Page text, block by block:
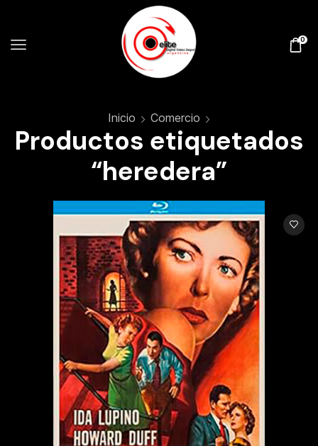
0
Inicio Comercio
Productos etiquetados
“heredera”